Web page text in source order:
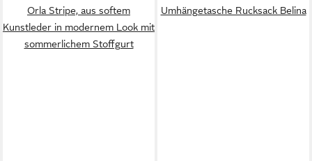
Orla Stripe, aus softem
Kunstleder in modernem Look mit
sommerlichem Stoffgurt
Umhängetasche Rucksack Belina